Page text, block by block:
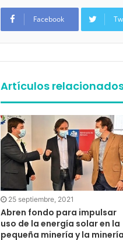
Facebook
Artículos
25 septiembre, 2021
Abren fondo para impulsar
uso de la energía solar en la
pequeña minería y la minería